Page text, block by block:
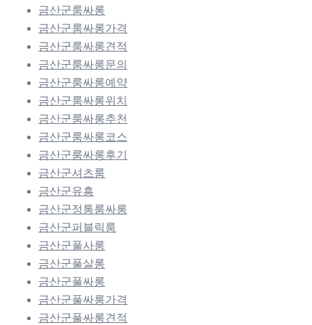
금산군룸싸롱
금산군룸싸롱가격
금산군룸싸롱견적
금산군룸싸롱문의
금산군룸싸롱예약
금산군룸싸롱위치
금산군룸싸롱추천
금산군룸싸롱코스
금산군룸싸롱후기
금산군셔츠룸
금산군유흥
금산군정통룸싸롱
금산군퍼블릭룸
금산군풀사롱
금산군풀살롱
금산군풀싸롱
금산군풀싸롱가격
금산군풀싸롱견적